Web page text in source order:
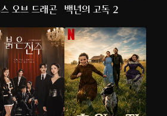
오브 드래곤 백년의 고독 2